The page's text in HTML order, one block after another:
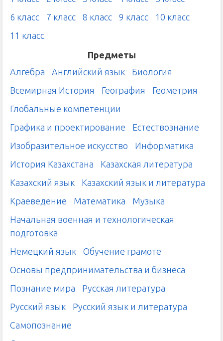
6 класс
7 класс 8 класс 9 класс
10 класс
11 класс
Предметы
Алгебра
Английский язык
Биология
Всемирная История
География
Геометрия
Глобальные компетенции
Графика и проектирование
Естествознание
Изобразительное искусство
Информатика
История Казахстана
Казахская литература
Казахский язык
Казахский язык и литература
Краеведение
Математика
Музыка
Начальная военная и технологическая
подготовка
Немецкий язык
Обучение грамоте
Основы предпринимательства и бизнеса
Познание мира
Русская литература
Русский язык
Русский язык и литература
Самопознание